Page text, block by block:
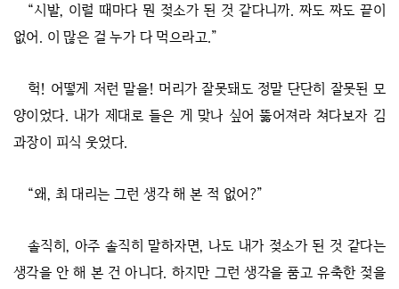
“시발, 이럴 때마다 뭔 젖소가 된 것 같다니까. 짜도 짜도 끝이
없어. 이 많은 걸 누가 다 먹으라고.”
헉! 어떻게 저런 말을! 머리가 잘못돼도 정말 단단히 잘못된 모
양이었다. 내가 제대로 들은 게 맞나 싶어 뚫어져라 쳐다보자 김
과장이 피식 웃었다.
“왜, 최 대리는 그런 생각 해 본 적 없어?”
솔직히, 아주 솔직히 말하자면, 나도 내가 젖소가 된 것 같다는
생각을 안 해 본 건 아니다. 하지만 그런 생각을 품고 유축한 젖을